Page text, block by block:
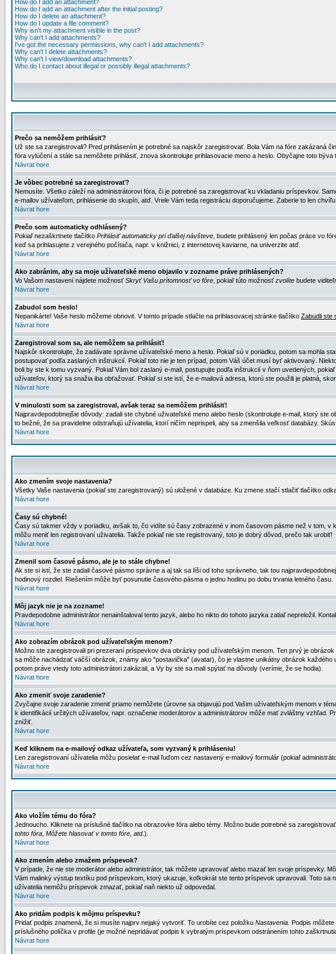
How do I add an attachment?
How do I add an attachment after the initial posting?
How do I delete an attachment?
How do I update a file comment?
Why isn't my attachment visible in the post?
Why can't I add attachments?
I've got the necessary permissions, why can't I add attachments?
Why can't I delete attachments?
Why can't I view/download attachments?
Who do I contact about illegal or possibly illegal attachments?
Prečo sa nemôžem prihlásiť?
Už ste sa zaregistrovali? Pred prihlásením je potrebné sa najskôr zaregistrovať. Bola Vám na fóre zakázaná
fóra vylúčení a stále sa nemôžete prihlásiť, znova skontrolujte prihlasovacie meno a heslo. Obyčajne toto
Návrat hore
Je vôbec potrebné sa zaregistrovať?
Nemusíte. Všetko záleží na administrátorovi fóra, či je potrebné sa zaregistrovať ku vkladaniu príspevkov.
e-mailov užívateľom, prihlásenie do skupín, atď. Vrele Vám teda registráciu doporučujeme. Zaberie to len chvíľu.
Návrat hore
Prečo som automaticky odhlásený?
Pokiaľ nezaškrtnete tlačítko Prihlásiť automaticky pri ďalšej návšteve , budete prihlásený len počas práce vo
keď sa prihlasujete z verejného počítača, napr. v knižnici, z internetovej kaviarne, na univerzite atď.
Návrat hore
Ako zabránim, aby sa moje užívateľské meno objavilo v zozname práve prihlásených?
Vo Vašom nastavení nájdete možnosťSkryť Vašu prítomnosť vo fóre , pokiaľ túto možnosťzvolíte budete
Návrat hore
Zabudol som heslo!
Nepanikárte! Vaše heslo môžeme obnovit. V tomto prípade stlačte na prihlasovacej stránke tlačítko Zabudli ste
Návrat hore
Zaregistroval som sa, ale nemôžem sa prihlásiť!
Najskôr skontrolujte, že zadávate správne užívateľské meno a heslo. Pokiaľ sú v poriadku, potom sa mohla
postupovať podľa zaslaných inštrukcií. Pokiaľ toto nie je ten prípad, potom Váš účet musí byť aktivovaný.
boli by ste k tomu vyzvaný. Pokiaľ Vám bol zaslaný e-mail, postupujte podľa inštrukcií v ňom uvedených,
užívateľov, ktorý sa snažia iba obťažovať. Pokiaľ si ste istí, že e-mailová adresa, ktorú ste použili je platná,
Návrat hore
V minulosti som sa zaregistroval, avšak teraz sa nemôžem prihlásiť!
Najpravdepodobnejšie dôvody: zadali ste chybné uživateľské meno alebo heslo (skontrolujte e-mail, ktorý
to bežné, že sa pravidelne odstraňujú užívatelia, ktorí ničím neprispeli, aby sa zmenšila veľkosť databázy.
Návrat hore
Ako zmením svoje nastavenia?
Všetky Vaše nastavenia (pokiaľ ste zaregistrovaný) sú uložené v databáze. Ku zmene stačí stlačiť tlačítko
Návrat hore
Časy sú chybné!
Časy sú takmer vždy v poriadku, avšak to, čo vidíte sú časy zobrazené v inom časovom pásme než v tom,
môžu meniť len registrovaní uživatelia. Takže pokiaľ nie ste registrovaný, toto je dobrý dôvod, prečo tak urobiť!
Návrat hore
Zmenil som časové pásmo, ale je to stále chybne!
Ak ste si istí, že ste zadali časové pásmo správne a aj tak sa líši od toho správneho, tak tou
hodinový rozdiel. Riešením môže byť posunutie časového pásma o jednu hodinu po dobu trvania letného času.
Návrat hore
Môj jazyk nie je na zozname!
Pravdepodobne administrátor nenainštaloval tento jazyk, alebo ho nikto do tohoto jazyka zatiaľ nepreložil.
Návrat hore
Ako zobrazím obrázok pod užívateľským menom?
Možno ste zaregistrovali pri prezeraní príspevkov dva obrázky pod užívateľským menom. Ten prvý je
sa môže nachádzať väčší obrázok, známy ako "postavička" (avatar), čo je vlastne unikátny obrázok
potom práve vtedy toto administrátori zakázali, a Vy by ste sa mali spýtať na dôvody (veríme, že se hodia).
Návrat hore
Ako zmeniť svoje zaradenie?
Zvyčajne svoje zaradenie zmeniť priamo nemôžete (úrovne sa objavujú pod Vašim užívateľským menom v
k identifikácií určitých užívateľov, napr. označenie moderátorov a administrátorov môže mať zvláštny vzhľad.
znížiť.
Návrat hore
Keď kliknem na e-mailový odkaz užívateľa, som vyzvaný k prihláseniu!
Len zaregistrovaní užívatelia môžu posielať e-mail ľuďom cez nastavený e-mailový formulár (pokiaľ
Návrat hore
Ako vložím tému do fóra?
Jednoucho. Kliknete na príslušné tlačítko na obrazovke fóra alebo témy. Možno bude potrebné sa
tohto fóra, Môžete hlasovať v tomto fóre, atd.).
Návrat hore
Ako zmením alebo zmažem príspevok?
V prípade, že nie ste moderátor alebo administrátor, tak môžete upravovať alebo mazať len svoje príspevky.
Vám malinký výstup textíku pod príspevkom, ktorý ukazuje, koľkokrát ste tento príspevok upravovali. Toto
užívatelia nemôžu príspevok zmazať, pokiaľ naň niekto už odpovedal.
Návrat hore
Ako pridám podpis k môjmu príspevku?
Pridať podpis znamená, že si musíte najprv nejaký vytvoriť. To urobíte cez položku Nastavenia . Podpis
príslušného políčka v profile (je možné nepridávať podpis k vybratým príspevkom odstránením tohto
Návrat hore